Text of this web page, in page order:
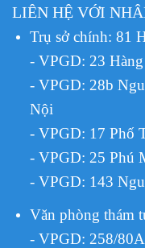
LIÊN HỆ VỚI
Trụ sở chính: 81
- VPGD: 23
- VPGD: 28b
Nội
- VPGD: 17 Phố
- VPGD: 25 Phú
- VPGD: 143
Văn phòng thám
- VPGD: 258/